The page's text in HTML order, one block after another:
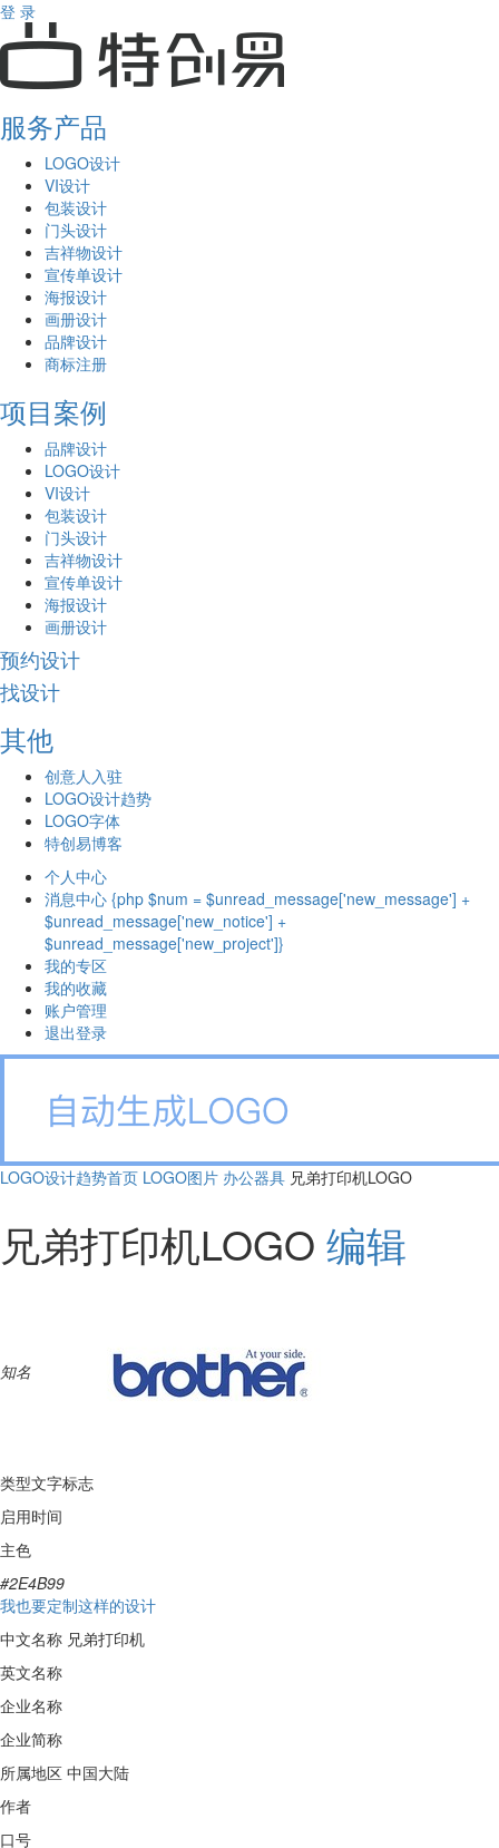
登 录
服务产品
LOGO设计
VI设计
包装设计
门头设计
吉祥物设计
宣传单设计
海报设计
画册设计
品牌设计
商标注册
项目案例
品牌设计
LOGO设计
VI设计
包装设计
门头设计
吉祥物设计
宣传单设计
海报设计
画册设计
预约设计
找设计
其他
创意人入驻
LOGO设计趋势
LOGO字体
特创易博客
个人中心
消息中心 {php $num = $unread_message['new_message'] +
$unread_message['new_notice'] +
$unread_message['new_project']}
我的专区
我的收藏
账户管理
退出登录
LOGO设计趋势首页 LOGO图片 办公器具 兄弟打印机LOGO
兄弟打印机LOGO 编辑
知名
类型文字标志
启用时间
主色
#2E4B99
我也要定制这样的设计
中文名称 兄弟打印机
英文名称
企业名称
企业简称
所属地区 中国大陆
作者
口号